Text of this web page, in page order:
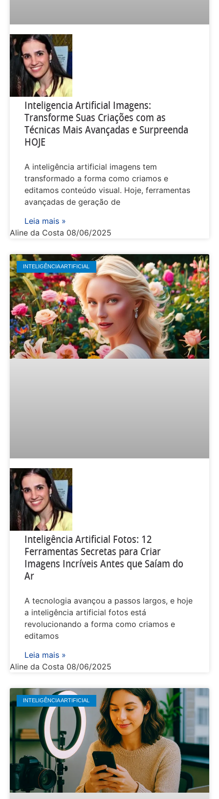
Inteligencia Artificial Imagens:
Transforme Suas Criações com as
Técnicas Mais Avançadas e Surpreenda
HOJE
A inteligência artificial imagens tem
transformado a forma como criamos e
editamos conteúdo visual. Hoje, ferramentas
avançadas de geração de
Leia mais »
Aline da Costa 08/06/2025
INTELIGÊNCIA ARTIFICIAL
Inteligência Artificial Fotos: 12
Ferramentas Secretas para Criar
Imagens Incríveis Antes que Saíam do
Ar
A tecnologia avançou a passos largos, e hoje
a inteligência artificial fotos está
revolucionando a forma como criamos e
editamos
Leia mais »
Aline da Costa 08/06/2025
INTELIGÊNCIA ARTIFICIAL